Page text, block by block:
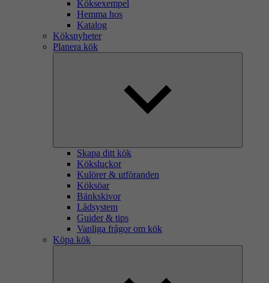
Köksexempel
Hemma hos
Katalog
Köksnyheter
Planera kök
Skapa ditt kök
Köksluckor
Kulörer & utföranden
Köksöar
Bänkskivor
Lådsystem
Guider & tips
Vanliga frågor om kök
Köpa kök